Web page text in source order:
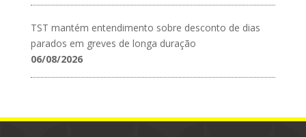
TST mantém entendimento sobre desconto de dias
parados em greves de longa duração
06/08/2026